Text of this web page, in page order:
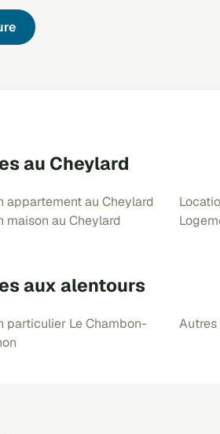
au Cheylard
appartement au Cheylard
maison au Cheylard
aux alentours
particulier Le Chambon-